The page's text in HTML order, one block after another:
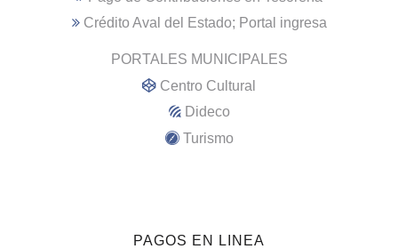
Crédito Aval del Estado; Portal ingresa
PORTALES MUNICIPALES
Centro Cultural
Dideco
Turismo
PAGOS EN LINEA